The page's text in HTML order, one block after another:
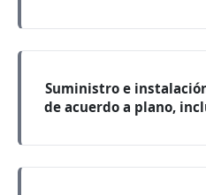
Suministro e
de acuerdo a plano,